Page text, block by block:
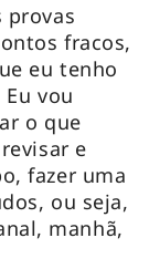
provas
fracos,
eu tenho
vou
o que
e
fazer uma
ou seja,
manhã,